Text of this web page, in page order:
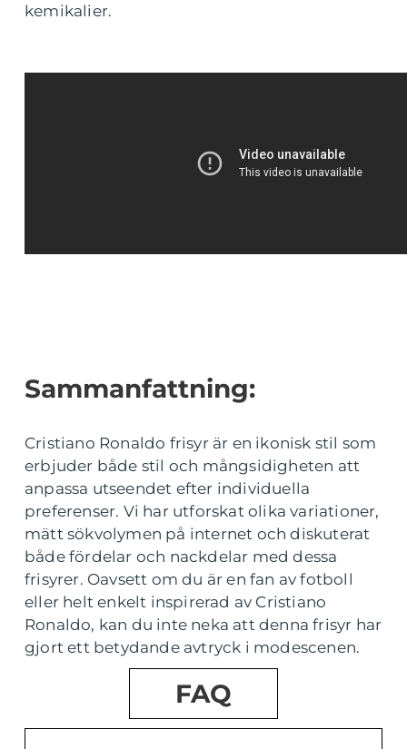
kemikalier.
Sammanfattning:
Cristiano Ronaldo frisyr är en ikonisk stil som
erbjuder både stil och mångsidigheten att
anpassa utseendet efter individuella
preferenser. Vi har utforskat olika variationer,
mätt sökvolymen på internet och diskuterat
både fördelar och nackdelar med dessa
frisyrer. Oavsett om du är en fan av fotboll
eller helt enkelt inspirerad av Cristiano
Ronaldo, kan du inte neka att denna frisyr har
gjort ett betydande avtryck i modescenen.
FAQ